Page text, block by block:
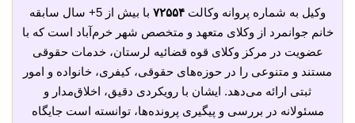
وکیل به شماره پروانه وکالت ۷۲۵۵۴
با بیش از 5+ سال سابقه
خانم جوانمرد از وکلای متعهد و متخصص شهر خرم‌آباد است که با
عضویت در مرکز وکلای قوه قضائیه لرستان، خدمات حقوقی
مستند و متنوعی را در حوزه‌های حقوقی، کیفری، خانواده و امور
ثبتی ارائه می‌دهد. ایشان با رویکردی دقیق، اخلاق‌مدار و
مسئولانه در بررسی و پیگیری پرونده‌ها، توانسته است جایگاه